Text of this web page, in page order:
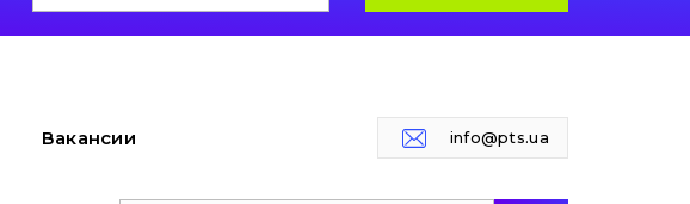
Вакансии info@pts.ua